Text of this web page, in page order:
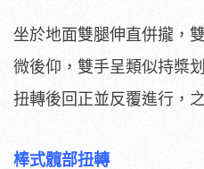
坐於地面雙腿伸直併攏，
微後仰，雙手呈類似持槳
扭轉後回正並反覆進行，
棒式髖部扭轉